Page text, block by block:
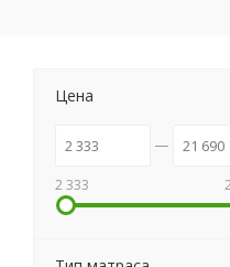
Цена
2 333